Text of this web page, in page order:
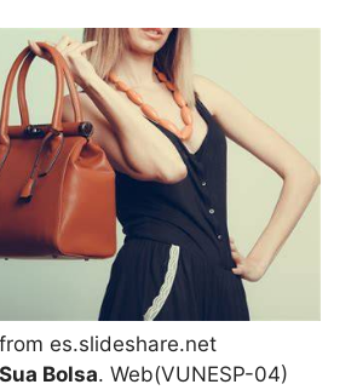
es.slideshare.net
Bolsa. Web(VUNESP-04)